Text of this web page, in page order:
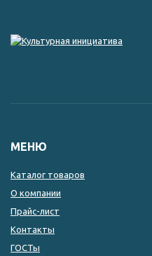
МЕНЮ
Каталог товаров
О компании
Прайс-лист
Контакты
ГОСТы